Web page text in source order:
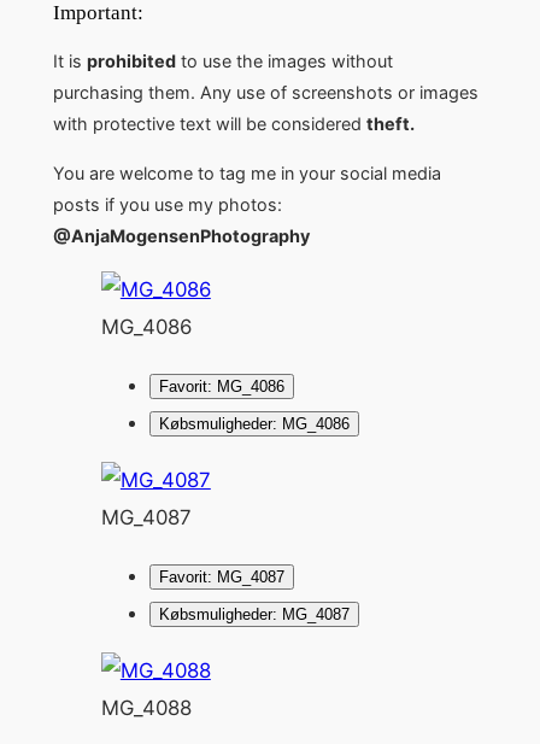
Important:
It is prohibitedto use the images without
purchasing them. Any use of screenshots or images
with protective text will be considered theft.
You are welcome to tag me in your social media
posts if you use my photos:
@AnjaMogensenPhotography
MG_4086
Favorit: MG_4086
Købsmuligheder: MG_4086
MG_4087
Favorit: MG_4087
Købsmuligheder: MG_4087
MG_4088